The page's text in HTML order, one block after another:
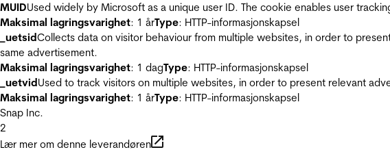
MUIDUsed widely by Microsoft as a unique user ID. The cookie enables user
Maksimal lagringsvarighet: 1 årType: HTTP-informasjonskapsel
_uetsidCollects data on visitor behaviour from multiple websites, in order to
same advertisement.
Maksimal lagringsvarighet: 1 dagType: HTTP-informasjonskapsel
_uetvidUsed to track visitors on multiple websites, in order to present relevant
Maksimal lagringsvarighet: 1 årType: HTTP-informasjonskapsel
Snap Inc.
2
Lær mer om denne leverandøren